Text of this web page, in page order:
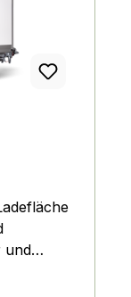
und